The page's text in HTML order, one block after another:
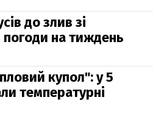
до злив зі
на тиждень
купол": у 5
температурні